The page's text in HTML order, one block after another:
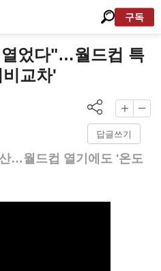
구독
었다"…월드컵 특
교차'
답글쓰기
…월드컵 열기에도 '온도